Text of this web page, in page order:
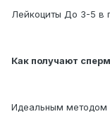
Лейкоциты До 3-5 в
Как получают
Идеальным методом